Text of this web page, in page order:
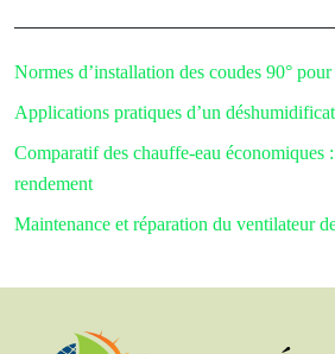
Normes d’installation des coudes 90°
Applications pratiques d’un
Comparatif des chauffe-eau économiques
rendement
Maintenance et réparation du ventilateur